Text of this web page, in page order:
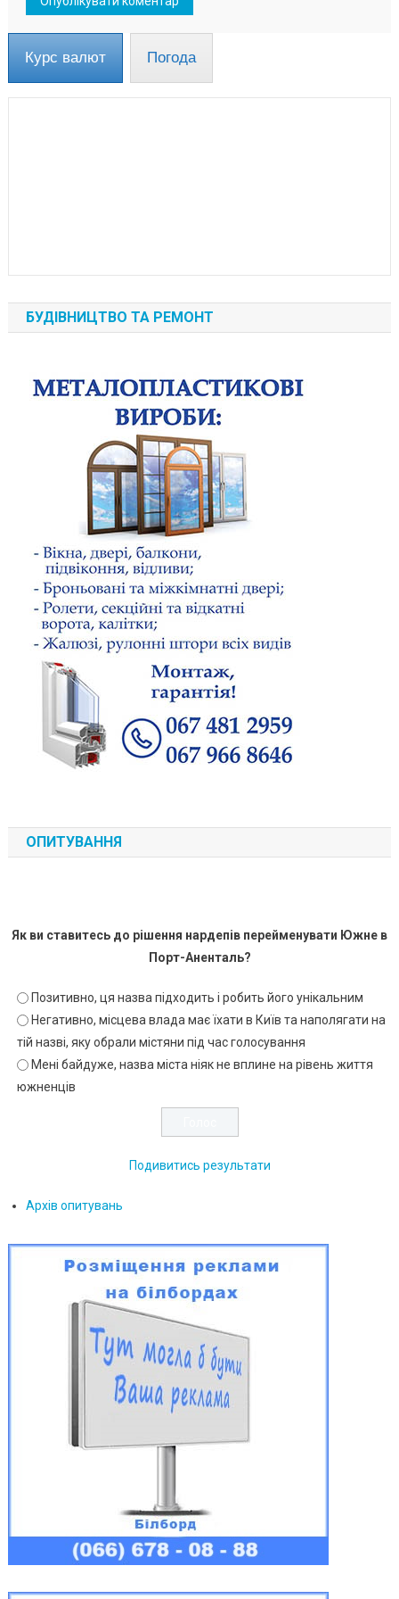
Курс валют Погода
БУДІВНИЦТВО ТА РЕМОНТ
ОПИТУВАННЯ
Як ви ставитесь до рішення нардепів перейменувати Южне в
Порт-Аненталь?
Позитивно, ця назва підходить і робить його унікальним
Негативно, місцева влада має їхати в Київ та наполягати на
тій назві, яку обрали містяни під час голосування
Мені байдуже, назва міста ніяк не вплине на рівень життя
южненців
Подивитись результати
Архів опитувань